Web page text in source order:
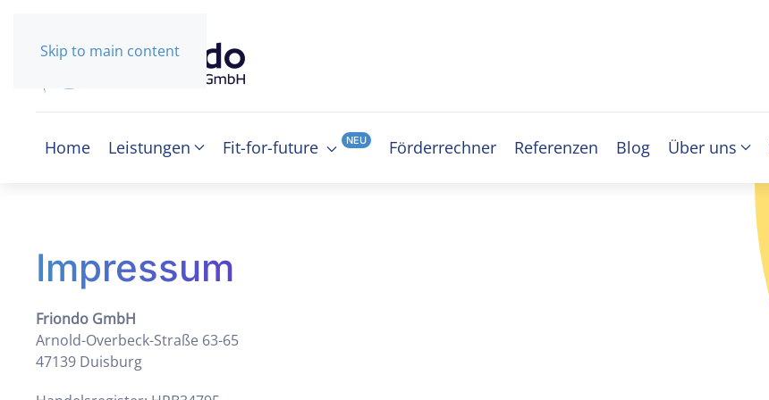
Skip to main content
Home Leistungen Fit-for-future NEU Förderrechner Referenzen Blog Über uns
Impressum
Friondo GmbH
Arnold-Overbeck-Straße 63-65
47139 Duisburg